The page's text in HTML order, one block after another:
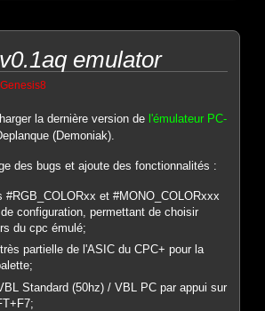
emulator
Genesis8
la dernière version del'émulateur PC-
(Demoniak).
des bugs et ajoute des fonctionnalités :
#RGB_COLORxx et #MONO_COLORxxx
configuration, permettant de choisir
du cpc émulé;
partielle de l'ASIC du CPC+ pour la
Standard (50hz) / VBL PC par appui sur